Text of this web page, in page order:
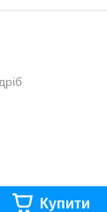
Купити